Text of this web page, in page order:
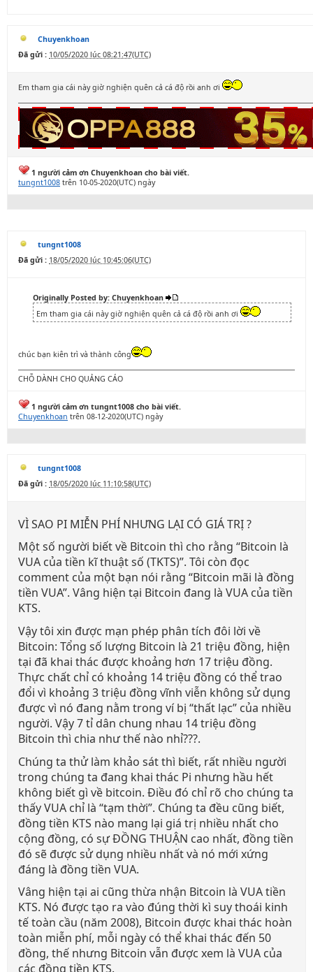
Chuyenkhoan
Đã gửi : 10/05/2020 lúc 08:21:47(UTC)
Em tham gia cái này giờ nghiện quên cả cá độ rồi anh ơi
1 người cảm ơn Chuyenkhoan cho bài viết.
tungnt1008 trên 10-05-2020(UTC) ngày
tungnt1008
Đã gửi : 18/05/2020 lúc 10:45:06(UTC)
Originally Posted by: Chuyenkhoan
Em tham gia cái này giờ nghiện quên cả cá độ rồi anh ơi
chúc bạn kiên trì và thành công
CHỖ DÀNH CHO QUẢNG CÁO
1 người cảm ơn tungnt1008 cho bài viết.
Chuyenkhoan trên 08-12-2020(UTC) ngày
tungnt1008
Đã gửi : 18/05/2020 lúc 11:10:58(UTC)
VÌ SAO PI MIỄN PHÍ NHƯNG LẠI CÓ GIÁ TRỊ ?
Một số người biết về Bitcoin thì cho rằng “Bitcoin là
VUA của tiền kĩ thuật số (TKTS)”. Tôi còn đọc
comment của một bạn nói rằng “Bitcoin mãi là đồng
tiền VUA”. Vâng hiện tại Bitcoin đang là VUA của tiền
KTS.
Vậy tôi xin được mạn phép phân tích đôi lời về
Bitcoin: Tổng số lượng Bitcoin là 21 triệu đồng, hiện
tại đã khai thác được khoảng hơn 17 triệu đồng.
Thực chất chỉ có khoảng 14 triệu đồng có thể trao
đổi vì khoảng 3 triệu đồng vĩnh viễn không sử dụng
được vì nó đang nằm trong ví bị “thất lạc” của nhiều
người. Vậy 7 tỉ dân chung nhau 14 triệu đồng
Bitcoin thì chia như thế nào nhỉ???.
Chúng ta thử làm khảo sát thì biết, rất nhiều người
trong chúng ta đang khai thác Pi nhưng hầu hết
không biết gì về bitcoin. Điều đó chỉ rõ cho chúng ta
thấy VUA chỉ là “tạm thời”. Chúng ta đều cũng biết,
đồng tiền KTS nào mang lại giá trị nhiều nhất cho
cộng đồng, có sự ĐỒNG THUẬN cao nhất, đồng tiền
đó sẽ được sử dụng nhiều nhất và nó mới xứng
đáng là đồng tiền VUA.
Vâng hiện tại ai cũng thừa nhận Bitcoin là VUA tiền
KTS. Nó được tạo ra vào đúng thời kì suy thoái kinh
tế toàn cầu (năm 2008), Bitcoin được khai thác hoàn
toàn miễn phí, mỗi ngày có thể khai thác đến 50
đồng, thế nhưng Bitcoin vẫn được xem là VUA của
các đồng tiền KTS.